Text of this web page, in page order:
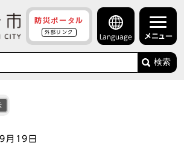
防災ポータル
外部リンク
Language メニュー
検索
月19日